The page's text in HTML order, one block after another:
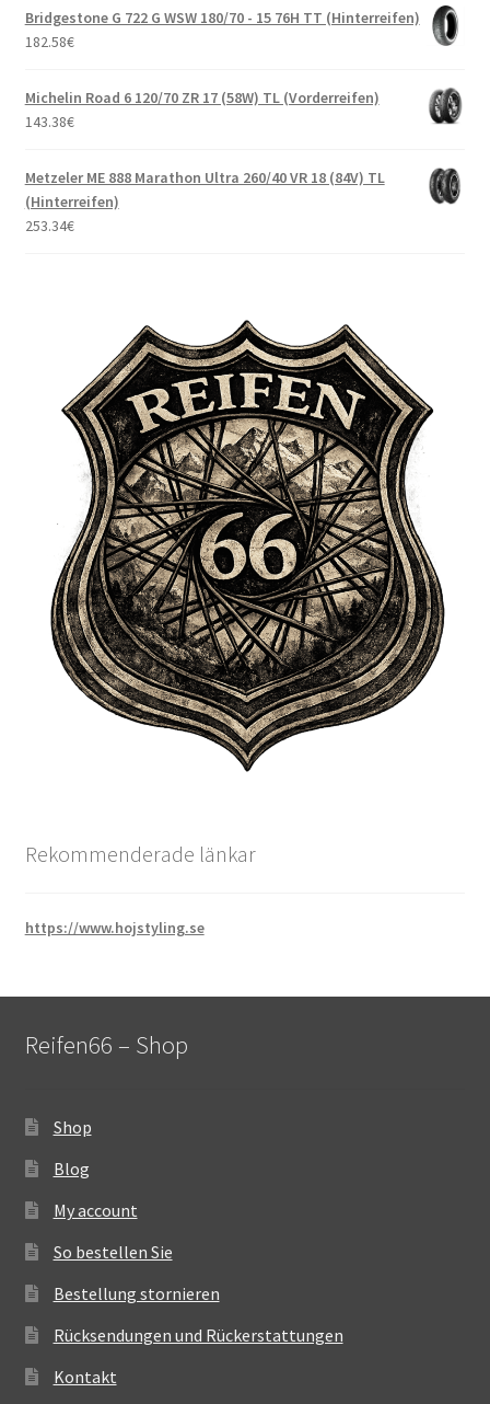
Bridgestone G 722 G WSW 180/70 - 15 76H TT (Hinterreifen)
182.58€
Michelin Road 6 120/70 ZR 17 (58W) TL (Vorderreifen)
143.38€
Metzeler ME 888 Marathon Ultra 260/40 VR 18 (84V) TL
(Hinterreifen)
253.34€
Rekommenderade länkar
https://www.hojstyling.se
Reifen66 – Shop
Shop
Blog
My account
So bestellen Sie
Bestellung stornieren
Rücksendungen und Rückerstattungen
Kontakt